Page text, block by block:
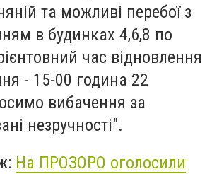
та можливі перебої з
в будинках 4,6,8 по
час відновлення
- 15-00 година 22
вибачення за
незручності".
На ПРОЗОРО оголосили